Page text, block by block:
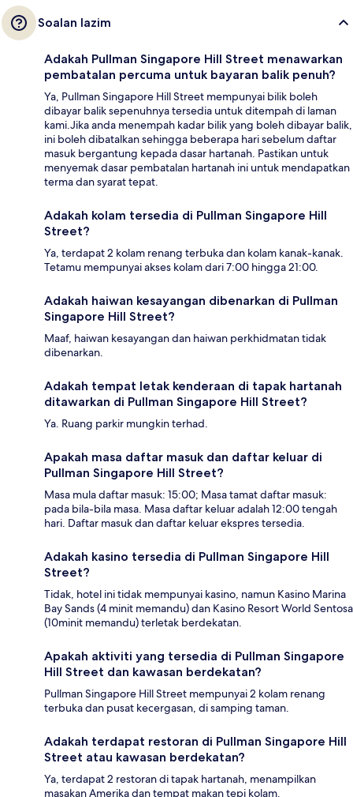
Soalan lazim
Adakah Pullman Singapore Hill Street menawarkan
pembatalan percuma untuk bayaran balik penuh?
Ya, Pullman Singapore Hill Street mempunyai bilik boleh
dibayar balik sepenuhnya tersedia untuk ditempah di laman
kami.Jika anda menempah kadar bilik yang boleh dibayar balik,
ini boleh dibatalkan sehingga beberapa hari sebelum daftar
masuk bergantung kepada dasar hartanah. Pastikan untuk
menyemak dasar pembatalan hartanah ini untuk mendapatkan
terma dan syarat tepat.
Adakah kolam tersedia di Pullman Singapore Hill
Street?
Ya, terdapat 2 kolam renang terbuka dan kolam kanak-kanak.
Tetamu mempunyai akses kolam dari 7:00 hingga 21:00.
Adakah haiwan kesayangan dibenarkan di Pullman
Singapore Hill Street?
Maaf, haiwan kesayangan dan haiwan perkhidmatan tidak
dibenarkan.
Adakah tempat letak kenderaan di tapak hartanah
ditawarkan di Pullman Singapore Hill Street?
Ya. Ruang parkir mungkin terhad.
Apakah masa daftar masuk dan daftar keluar di
Pullman Singapore Hill Street?
Masa mula daftar masuk: 15:00; Masa tamat daftar masuk:
pada bila-bila masa. Masa daftar keluar adalah 12:00 tengah
hari. Daftar masuk dan daftar keluar ekspres tersedia.
Adakah kasino tersedia di Pullman Singapore Hill
Street?
Tidak, hotel ini tidak mempunyai kasino, namun Kasino Marina
Bay Sands (4 minit memandu) dan Kasino Resort World Sentosa
(10minit memandu) terletak berdekatan.
Apakah aktiviti yang tersedia di Pullman Singapore
Hill Street dan kawasan berdekatan?
Pullman Singapore Hill Street mempunyai 2 kolam renang
terbuka dan pusat kecergasan, di samping taman.
Adakah terdapat restoran di Pullman Singapore Hill
Street atau kawasan berdekatan?
Ya, terdapat 2 restoran di tapak hartanah, menampilkan
masakan Amerika dan tempat makan tepi kolam.